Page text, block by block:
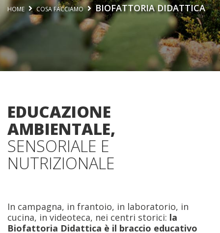
CONTATTI
HOME COSA FACCIAMO BIOFATTORIA DIDATTICA
EDUCAZIONE
AMBIENTALE,
SENSORIALE E
NUTRIZIONALE
In campagna, in frantoio, in laboratorio, in
cucina, in videoteca, nei centri storici: la
Biofattoria Didattica è il braccio educativo